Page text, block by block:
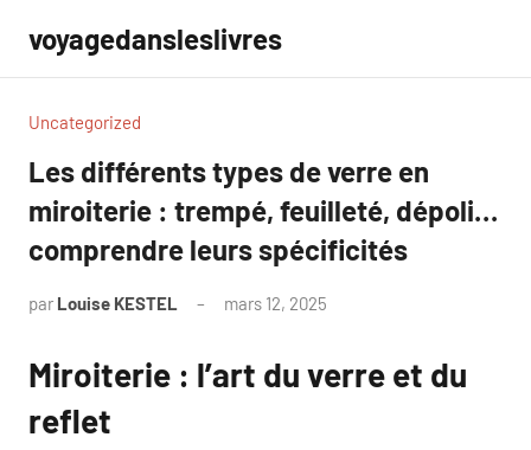
contenu
voyagedansleslivres
Uncategorized
Les différents types de verre en
miroiterie : trempé, feuilleté, dépoli…
comprendre leurs spécificités
par Louise KESTEL mars 12, 2025
Miroiterie : l’art du verre et du
reflet